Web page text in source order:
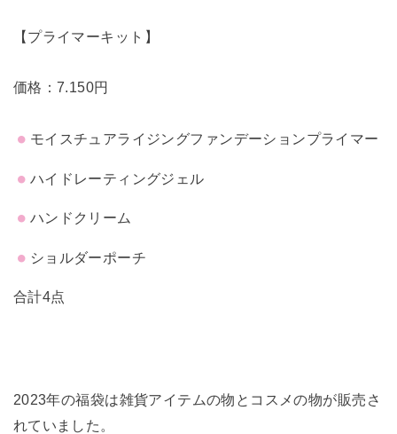
【プライマーキット】
価格：7.150円
モイスチュアライジングファンデーションプライマー
ハイドレーティングジェル
ハンドクリーム
ショルダーポーチ
合計4点
2023年の福袋は雑貨アイテムの物とコスメの物が販売さ
れていました。